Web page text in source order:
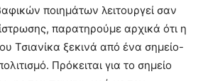
ποιημάτων λειτουργεί σαν
παρατηρούμε αρχικά ότι η
Τσιανίκα ξεκινά από ένα σημείο-
Πρόκειται για το σημείο